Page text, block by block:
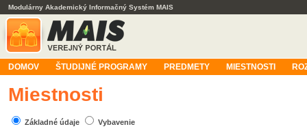
Modulárny Akademický Informačný Systém MAIS
DOMOV ŠTUDIJNÉ PROGRAMY PREDMETY MIESTNOSTI
Miestnosti
Základné údaje Vybavenie